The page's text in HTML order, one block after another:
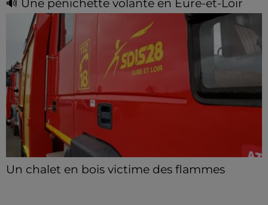
🔊 Une pénichette volante en Eure-et-Loir
Les riverains de la Bourdinière Saint Loup ont pu
observer un drôle d'oiseau, jeudi 06 août, en milieu
de matinée. Une pénichette non pas sur l'eau mais
dans...
Un chalet en bois victime des flammes